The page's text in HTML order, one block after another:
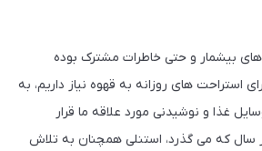
بیشمار و حتی خاطرات مشترک بوده
استراحت های روزانه به قهوه نیاز داریم، به
غذا و نوشیدنی مورد علاقه ما قرار
سال که می گذرد، استنلی همچنان به تلاش